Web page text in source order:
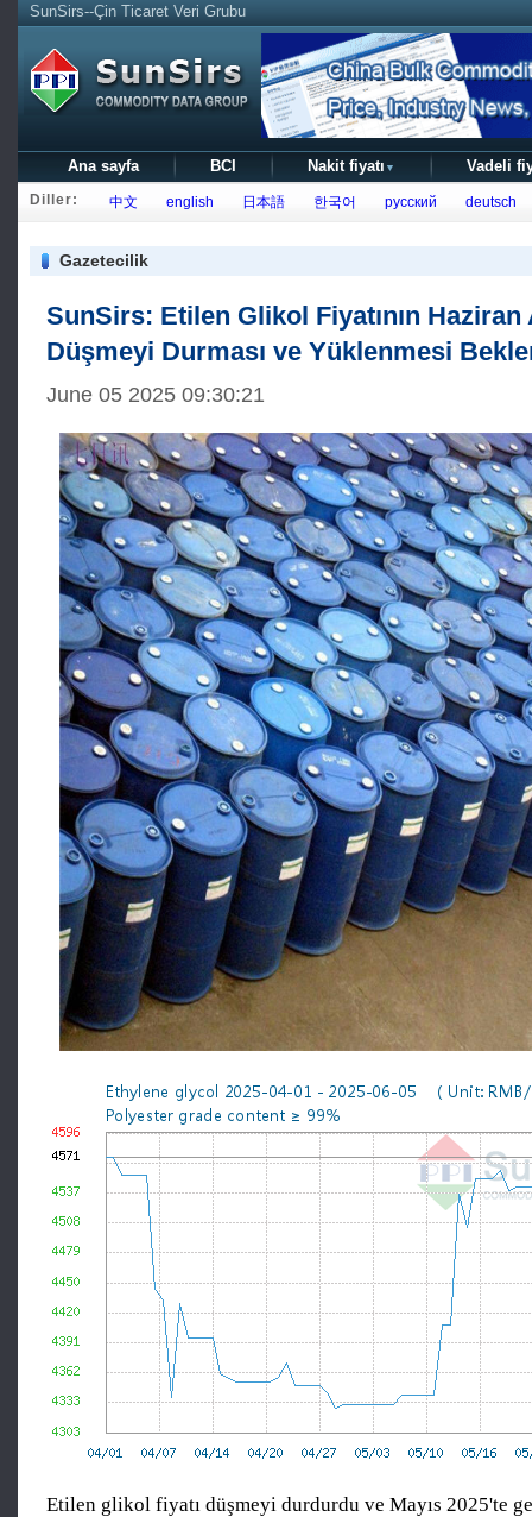
SunSirs--Çin Ticaret Veri Grubu
Ana sayfa BCI Nakit fiyatı ▼ Vadeli
Diller: 中文 english 日本語 한국어 русский deutsch
Gazetecilik
SunSirs: Etilen Glikol Fiyatının Haziran
Düşmeyi Durması ve Yüklenmesi
June 05 2025 09:30:21
Etilen glikol fiyatı düşmeyi durdurdu ve Mayıs 2025'te